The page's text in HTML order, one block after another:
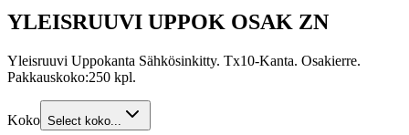
YLEISRUUVI UPPOK OSAK ZN
Yleisruuvi Uppokanta Sähkösinkitty. Tx10-Kanta. Osakierre.
Pakkauskoko:250 kpl.
Koko Select koko...